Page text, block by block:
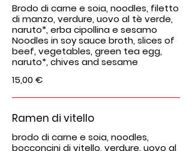
Brodo di carne e soia, noodles, filetto
di manzo, verdure, uovo al tè verde,
naruto*, erba cipollina e sesamo
Noodles in soy sauce broth, slices of
beef, vegetables, green tea egg,
naruto*, chives and sesame
15,00 €
Ramen di vitello
brodo di carne e soia, noodles,
bocconcini di vitello, verdure, uovo al